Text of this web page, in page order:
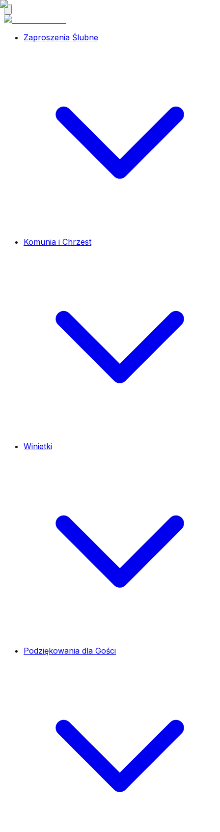
Zaproszenia Ślubne
Komunia i Chrzest
Winietki
Podziękowania dla Gości